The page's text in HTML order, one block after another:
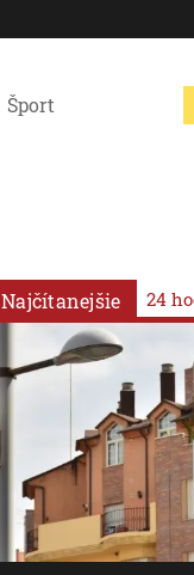
Šport
Najčítanejšie 24